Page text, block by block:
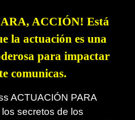
ACCIÓN! Está
la actuación es una
para impactar
comunicas.
ACTUACIÓN PARA
secretos de los